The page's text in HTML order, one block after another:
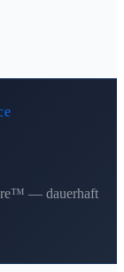
— dauerhaft